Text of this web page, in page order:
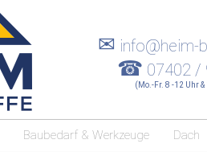
✉ info@heim-
☎ 07402 /
(Mo.-Fr. 8 -12 Uhr
Baubedarf & Werkzeuge Dach